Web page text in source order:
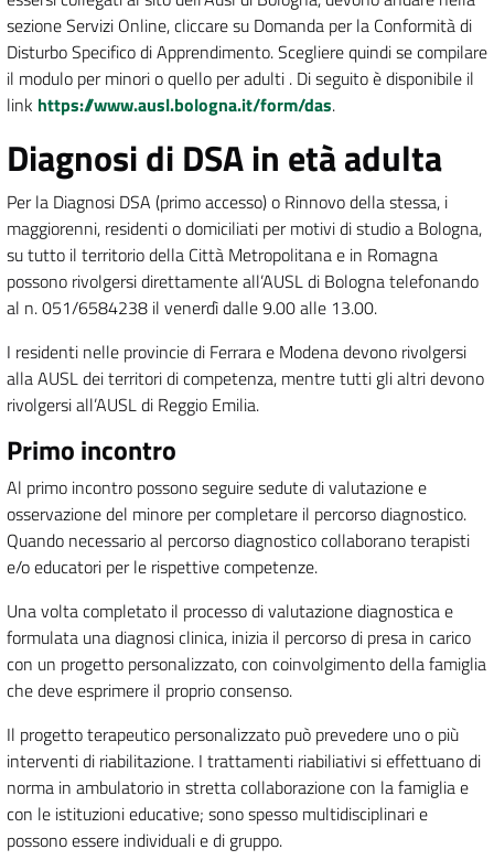
sezione Servizi Online, cliccare su Domanda per la Conformità di
Disturbo Specifico di Apprendimento. Scegliere quindi se compilare
il modulo per minori o quello per adulti . Di seguito è disponibile il
link https://www.ausl.bologna.it/form/das.
Diagnosi di DSA in età adulta
Per la Diagnosi DSA (primo accesso) o Rinnovo della stessa, i
maggiorenni, residenti o domiciliati per motivi di studio a Bologna,
su tutto il territorio della Città Metropolitana e in Romagna
possono rivolgersi direttamente all’AUSL di Bologna telefonando
al n. 051/6584238 il venerdì dalle 9.00 alle 13.00.
I residenti nelle provincie di Ferrara e Modena devono rivolgersi
alla AUSL dei territori di competenza, mentre tutti gli altri devono
rivolgersi all’AUSL di Reggio Emilia.
Primo incontro
Al primo incontro possono seguire sedute di valutazione e
osservazione del minore per completare il percorso diagnostico.
Quando necessario al percorso diagnostico collaborano terapisti
e/o educatori per le rispettive competenze.
Una volta completato il processo di valutazione diagnostica e
formulata una diagnosi clinica, inizia il percorso di presa in carico
con un progetto personalizzato, con coinvolgimento della famiglia
che deve esprimere il proprio consenso.
Il progetto terapeutico personalizzato può prevedere uno o più
interventi di riabilitazione. I trattamenti riabiliativi si effettuano di
norma in ambulatorio in stretta collaborazione con la famiglia e
con le istituzioni educative; sono spesso multidisciplinari e
possono essere individuali e di gruppo.